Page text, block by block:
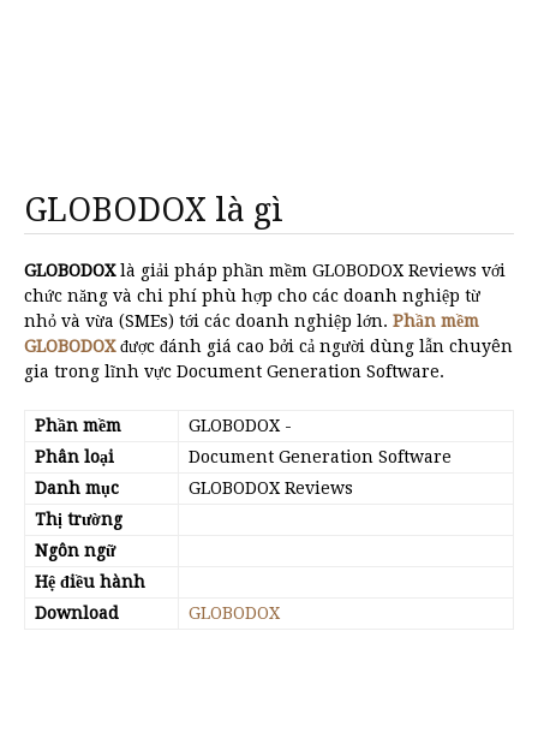
GLOBODOX là gì
GLOBODOXlà giải pháp phần mềm GLOBODOX Reviews với
chức năng và chi phí phù hợp cho các doanh nghiệp từ
nhỏ và vừa (SMEs) tới các doanh nghiệp lớn. Phần mềm
GLOBODOXđược đánh giá cao bởi cả người dùng lẫn chuyên
gia trong lĩnh vực Document Generation Software.
Phần mềm GLOBODOX -
Phân loại
Document Generation Software
Danh mục
GLOBODOX Reviews
Thị trường
Ngôn ngữ
Hệ điều hành
Download
GLOBODOX